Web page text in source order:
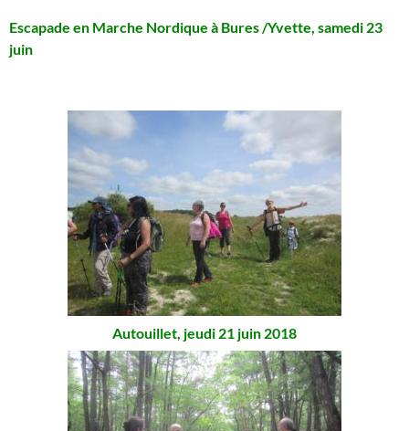
Escapade en Marche Nordique à Bures /Yvette, samedi 23
juin
Autouillet, jeudi 21 juin 2018